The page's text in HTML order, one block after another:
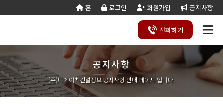
홈 로그인 회원가입 공지사항
전화하기
소개
사업
영역
조직
도
오시
는
길
종
합
건
설
업
전문건설업
지반조성·포
장공사업
실내건축공
사업
도장·습식·방 조경식재·시
기타공
사업
전기공사업 정보통신
공사업
등
록
절
차
양도
양수
리스
트
양도
양수
절차
기업
진단
공
제
조
합
실
태
조
사
기
재
사
항
경
공
능
력
가
기
업
합
연말
결
산/
잔고
건설
법
법령
서식
법령
관계
서식
건설
업등
록서
식
법시
행규
칙
서식
건설
공무
서식
실질
자본
금
계산
기
세무
계산
기
공지사항
(주)디에이치건설정보 공지사항 안내 페이지 입니다.